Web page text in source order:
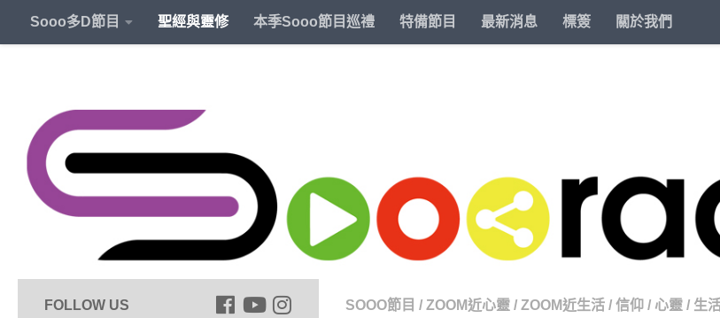
Sooo多D節目 聖經與靈修 本季Sooo節目巡禮 特備節目 最新消息 標簽 關於我們
SOOO節目 / ZOOM近心靈 / ZOOM近生活 / 信仰 / 心靈 / 生